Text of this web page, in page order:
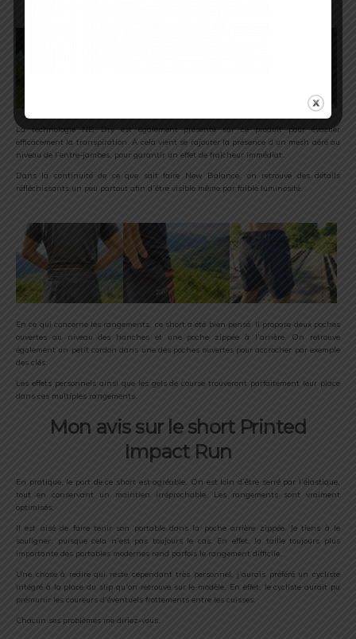
La technologie NB Dry est également présente sur ce produit pour évacuer
efficacement la transpiration. À cela vient se rajouter la présence d’un mesh aéré au
niveau de l’entre-jambes, pour garantir un effet de fraîcheur immédiat.
Dans la continuité de ce que sait faire New Balance, on retrouve des détails
réfléchissants un peu partout afin d’être visible même par faible luminosité.
En ce qui concerne les rangements, ce short a été bien pensé. Il propose deux poches
ouvertes au niveau des hanches et une poche zippée à l’arrière. On retrouve
également un petit cordon dans une des poches ouvertes pour accrocher par exemple
des clés.
Les effets personnels ainsi que les gels de course trouveront parfaitement leur place
dans ces multiples rangements.
Mon avis sur le short Printed
Impact Run
En pratique, le port de ce short est agréable. On est loin d’être serré par l’élastique,
tout en conservant un maintien irréprochable. Les rangements sont vraiment
optimisés.
Il est aisé de faire tenir son portable dans la poche arrière zippée. Je tiens à le
souligner, puisque cela n’est pas toujours le cas. En effet, la taille toujours plus
importante des portables modernes rend parfois le rangement difficile.
Une chose à redire qui reste cependant très personnel, j’aurais préféré un cycliste
intégré à la place du slip qu’on retrouve sur le modèle. En effet, le cycliste aurait pu
prémunir les coureurs d’éventuels frottements entre les cuisses.
Chacun ses problèmes me diriez-vous.